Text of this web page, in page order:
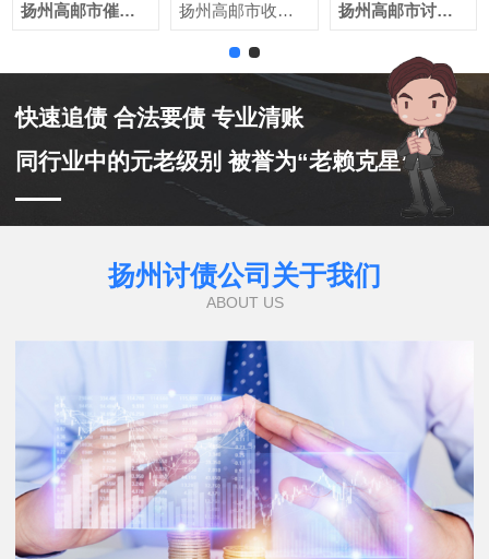
扬州高邮市催收公司 扬州高邮市收账公司 扬州高邮市讨账公司
快速追债 合法要债 专业清账
同行业中的元老级别 被誉为“老赖克星”
扬州讨债公司关于我们
ABOUT US